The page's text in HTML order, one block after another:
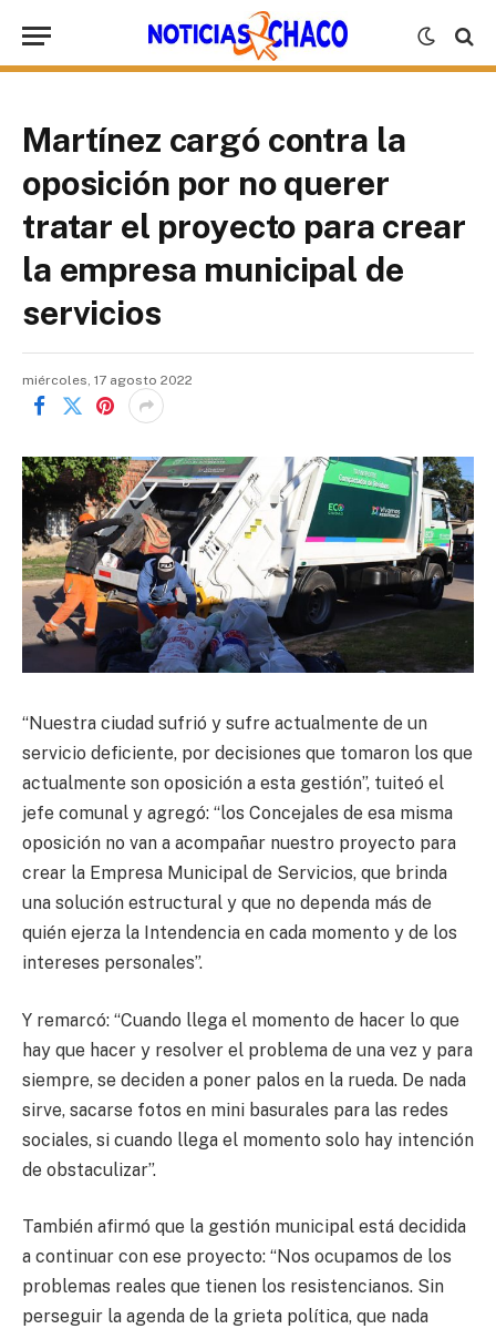
Martínez cargó contra la
oposición por no querer
tratar el proyecto para crear
la empresa municipal de
servicios
miércoles, 17 agosto 2022
“Nuestra ciudad sufrió y sufre actualmente de un
servicio deficiente, por decisiones que tomaron los que
actualmente son oposición a esta gestión”, tuiteó el
jefe comunal y agregó: “los Concejales de esa misma
oposición no van a acompañar nuestro proyecto para
crear la Empresa Municipal de Servicios, que brinda
una solución estructural y que no dependa más de
quién ejerza la Intendencia en cada momento y de los
intereses personales”.
Y remarcó: “Cuando llega el momento de hacer lo que
hay que hacer y resolver el problema de una vez y para
siempre, se deciden a poner palos en la rueda. De nada
sirve, sacarse fotos en mini basurales para las redes
sociales, si cuando llega el momento solo hay intención
de obstaculizar”.
También afirmó que la gestión municipal está decidida
a continuar con ese proyecto: “Nos ocupamos de los
problemas reales que tienen los resistencianos. Sin
perseguir la agenda de la grieta política, que nada